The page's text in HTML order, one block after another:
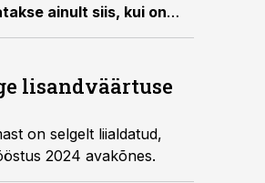
ainult siis, kui on
Radius Machining
lisandväärtuse
on selgelt liialdatud,
2024 avakõnes.